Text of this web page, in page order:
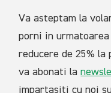
Va asteptam la
porni in
reducere de 25%
va abonati la
impartasiti cu noi